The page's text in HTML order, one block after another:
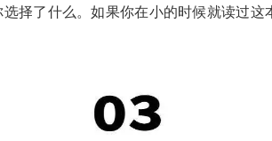
择了什么。如果你在小的时候就读过这